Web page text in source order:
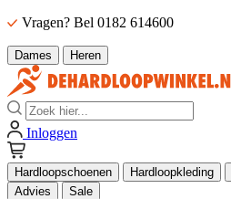
Vragen? Bel 0182 614600
Dames Heren
Zoek
Inloggen
Hardloopschoenen Hardloopkleding
Advies
Sale